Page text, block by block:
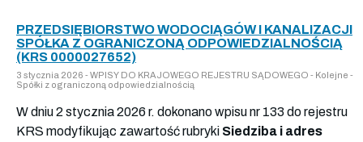
PRZEDSIĘBIORSTWO WODOCIĄGÓW I KANALIZACJI
SPÓŁKA Z OGRANICZONĄ ODPOWIEDZIALNOŚCIĄ
(KRS 0000027652)
3 stycznia 2026 - WPISY DO KRAJOWEGO REJESTRU SĄDOWEGO - Kolejne -
Spółki z ograniczoną odpowiedzialnością
W dniu 2 stycznia 2026 r. dokonano wpisu nr 133 do rejestru
KRS modyfikując zawartość rubryki Siedziba i adres